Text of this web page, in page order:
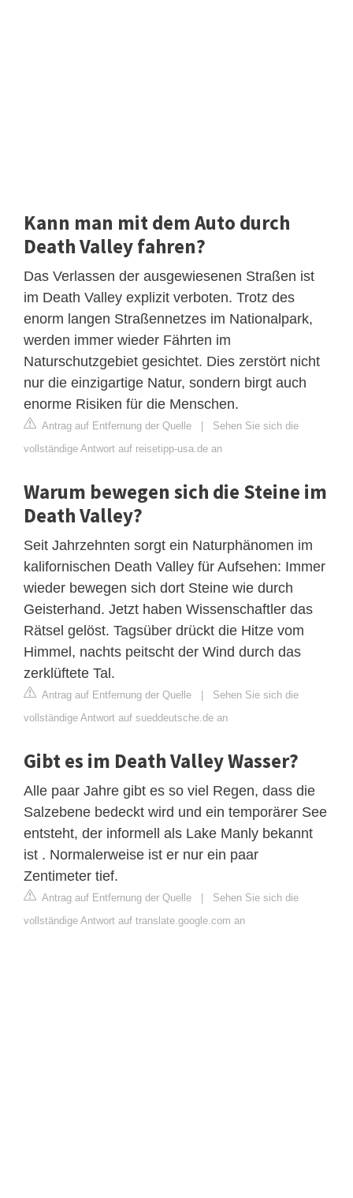
Kann man mit dem Auto durch
Death Valley fahren?
Das Verlassen der ausgewiesenen Straßen ist
im Death Valley explizit verboten. Trotz des
enorm langen Straßennetzes im Nationalpark,
werden immer wieder Fährten im
Naturschutzgebiet gesichtet. Dies zerstört nicht
nur die einzigartige Natur, sondern birgt auch
enorme Risiken für die Menschen.
Antrag auf Entfernung der Quelle | Sehen Sie sich die
vollständige Antwort auf reisetipp-usa.de an
Warum bewegen sich die Steine im
Death Valley?
Seit Jahrzehnten sorgt ein Naturphänomen im
kalifornischen Death Valley für Aufsehen: Immer
wieder bewegen sich dort Steine wie durch
Geisterhand. Jetzt haben Wissenschaftler das
Rätsel gelöst. Tagsüber drückt die Hitze vom
Himmel, nachts peitscht der Wind durch das
zerklüftete Tal.
Antrag auf Entfernung der Quelle | Sehen Sie sich die
vollständige Antwort auf sueddeutsche.de an
Gibt es im Death Valley Wasser?
Alle paar Jahre gibt es so viel Regen, dass die
Salzebene bedeckt wird und ein temporärer See
entsteht, der informell als Lake Manly bekannt
ist . Normalerweise ist er nur ein paar
Zentimeter tief.
Antrag auf Entfernung der Quelle | Sehen Sie sich die
vollständige Antwort auf translate.google.com an